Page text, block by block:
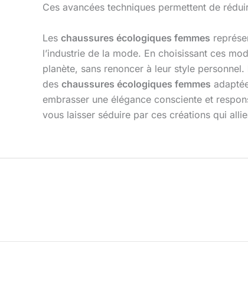
Ces avancées techniques permettent de
Les chaussures écologiques femmes
l’industrie de la mode. En choisissant ces
planète, sans renoncer à leur style
des chaussures écologiques femmes
embrasser une élégance consciente et
vous laisser séduire par ces créations qui